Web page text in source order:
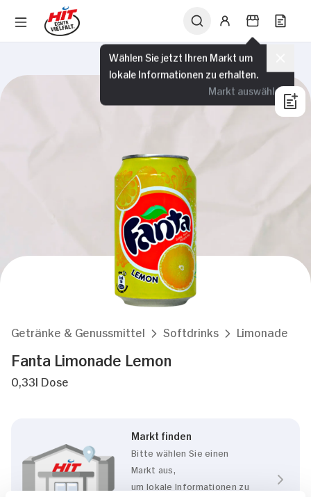
Wählen Sie jetzt Ihren Markt um
lokale Informationen zu erhalten.
Markt auswählen
Getränke & Genussmittel Softdrinks Limonade
Fanta Limonade Lemon
0,33l Dose
Markt finden
Bitte wählen Sie einen
Markt aus,
um lokale Informationen zu